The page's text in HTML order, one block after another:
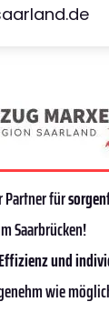
Partner für
Saarbrücken!
und
wie